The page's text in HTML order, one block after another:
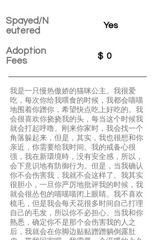
Spayed/N
eutered
Adoption
Fees
Yes
$ 0
我是一只慢热傲娇的猫咪公主。我很爱
吃，每次你给我喂食的时候，我都会喵喵
地围着你蹭你，希望快点吃上好吃的。我
会很喜欢你挠挠我的头，每当这个时候我
就会打起呼噜。刚来你家时，我会找一个
角落躲起来，但是，其实，我也很想和你
亲近，你需要给我时间。我的戒备心很
强，我在新環境時，没有安全感，所以，
会下意识地有防御行为。但是，当我确认
你不会伤害我，我就不会这样了。我其实
很胆小，一旦你严厉地批评我的时候，我
就会很怂包的喵喵喵闭上眼睛。我不喜欢
梳毛，但是我会每天花很多时间自己打理
自己的毛发，所以你不必担心。当我和你
熟悉，确定你不是那个会伤害我的人之
后，我就会在你脚边贴贴蹭蹭躺倒露肚